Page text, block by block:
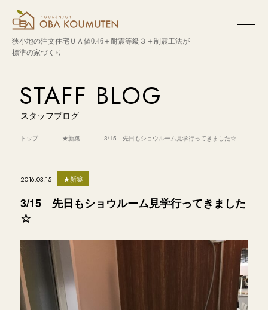
狭小地の注文住宅ＵＡ値0.46＋耐震等級３＋制震工法が
標準の家づくり
STAFF BLOG
スタッフブログ
トップ ★新築 3/15 先日もショウルーム見学行ってきました☆
2016.03.15 ★新築
3/15 先日もショウルーム見学行ってきました
☆